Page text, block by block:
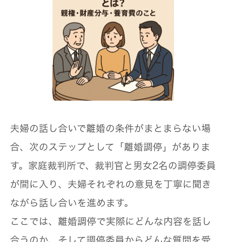
夫婦の話し合いで離婚の条件がまとまらない場
合、次のステップとして「離婚調停」がありま
す。家庭裁判所で、裁判官と男女2名の調停委員
が間に入り、夫婦それぞれの意見を丁寧に聞き
ながら話し合いを進めます。
ここでは、 離婚調停で実際にどんな内容を話し
合うのか、そして調停委員からどんな質問を受